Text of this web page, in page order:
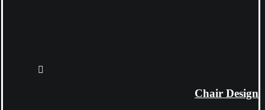
Chair Design